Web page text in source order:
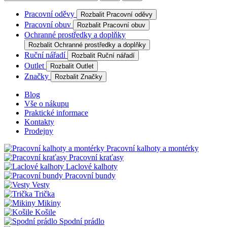
Pracovní oděvy Rozbalit Pracovní oděvy
Pracovní obuv Rozbalit Pracovní obuv
Ochranné prostředky a doplňky
Rozbalit Ochranné prostředky a doplňky
Ruční nářadí Rozbalit Ruční nářadí
Outlet Rozbalit Outlet
Značky Rozbalit Značky
Blog
Vše o nákupu
Praktické informace
Kontakty
Prodejny
Pracovní kalhoty a montérky
Pracovní kraťasy
Laclové kalhoty
Pracovní bundy
Vesty
Trička
Mikiny
Košile
Spodní prádlo